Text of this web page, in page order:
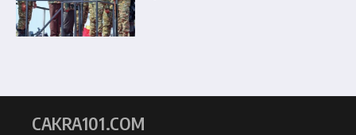
CAKRA101.COM